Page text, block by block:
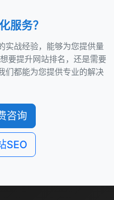
服务？
实战经验，能够为您提供量
要提升网站排名，还是需要
们都能为您提供专业的解决
咨询
SEO